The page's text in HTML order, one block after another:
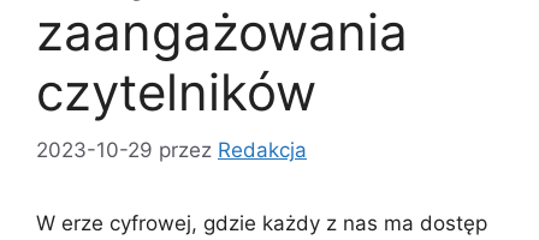
zaangażowania
czytelników
2023-10-29 przez Redakcja
W erze cyfrowej, gdzie każdy z nas ma dostęp